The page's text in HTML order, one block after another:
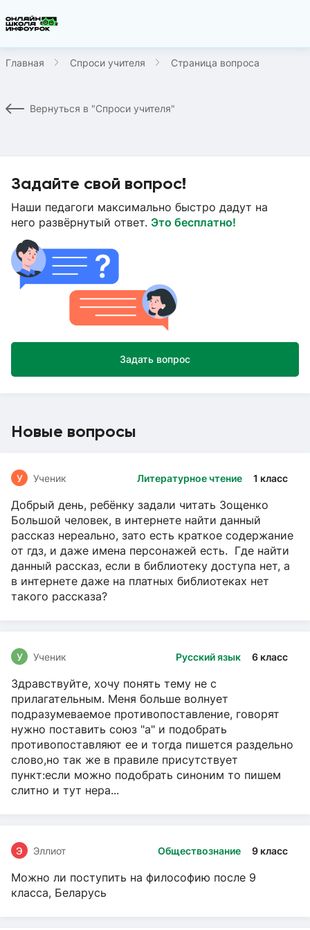
Главная Спроси учителя Страница вопроса
Вернуться в "Спроси учителя"
Задайте свой вопрос!
Наши педагоги максимально быстро дадут на
него развёрнутый ответ. Это бесплатно!
Задать вопрос
Новые вопросы
Литературное чтение 1 класс
У Ученик
Добрый день, ребёнку задали читать Зощенко
Большой человек, в интернете найти данный
рассказ нереально, зато есть краткое содержание
от гдз, и даже имена персонажей есть. Где найти
данный рассказ, если в библиотеку доступа нет, а
в интернете даже на платных библиотеках нет
такого рассказа?
Русский язык 6 класс
У Ученик
Здравствуйте, хочу понять тему не с
прилагательным. Меня больше волнует
подразумеваемое противопоставление, говорят
нужно поставить союз "а" и подобрать
противопоставляют ее и тогда пишется раздельно
слово,но так же в правиле присутствует
пункт:если можно подобрать синоним то пишем
слитно и тут нера...
Обществознание 9 класс
Э Эллиот
Можно ли поступить на философию после 9
класса, Беларусь